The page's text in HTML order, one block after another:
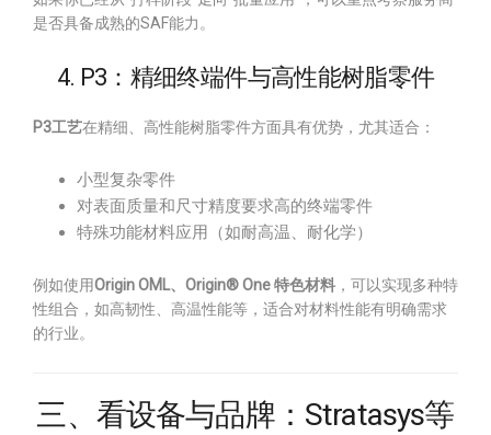
是否具备成熟的SAF能力。
4. P3：精细终端件与高性能树脂零件
P3工艺在精细、高性能树脂零件方面具有优势，尤其适合：
小型复杂零件
对表面质量和尺寸精度要求高的终端零件
特殊功能材料应用（如耐高温、耐化学）
例如使用Origin OML、Origin® One 特色材料 ，可以实现多种特
性组合，如高韧性、高温性能等，适合对材料性能有明确需求
的行业。
三、看设备与品牌：Stratasys等